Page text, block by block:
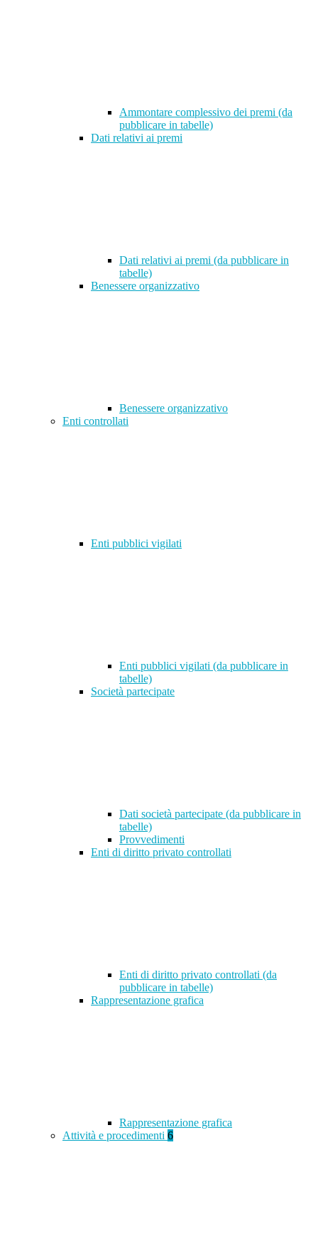
Ammontare complessivo dei premi (da
pubblicare in tabelle)
Dati relativi ai premi
Dati relativi ai premi (da pubblicare in
tabelle)
Benessere organizzativo
Benessere organizzativo
Enti controllati
Enti pubblici vigilati
Enti pubblici vigilati (da pubblicare in
tabelle)
Società partecipate
Dati società partecipate (da pubblicare in
tabelle)
Provvedimenti
Enti di diritto privato controllati
Enti di diritto privato controllati (da
pubblicare in tabelle)
Rappresentazione grafica
Rappresentazione grafica
Attività e procedimenti 6